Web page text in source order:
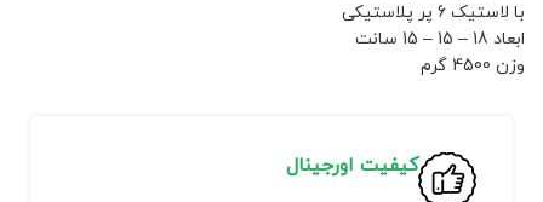
با لاستیک 6 پر پلاستیکی
ابعاد 18 – 15 – 15 سانت
وزن 4500 گرم
کیفیت اورجینال